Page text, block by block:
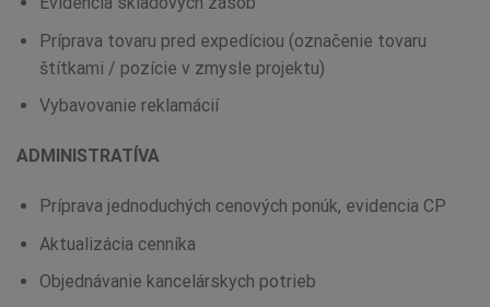
Príprava tovaru pred expedíciou (označenie tovaru
štítkami / pozície v zmysle projektu)
Vybavovanie reklamácií
ADMINISTRATÍVA
Príprava jednoduchých cenových ponúk, evidencia CP
Aktualizácia cenníka
Objednávanie kancelárskych potrieb